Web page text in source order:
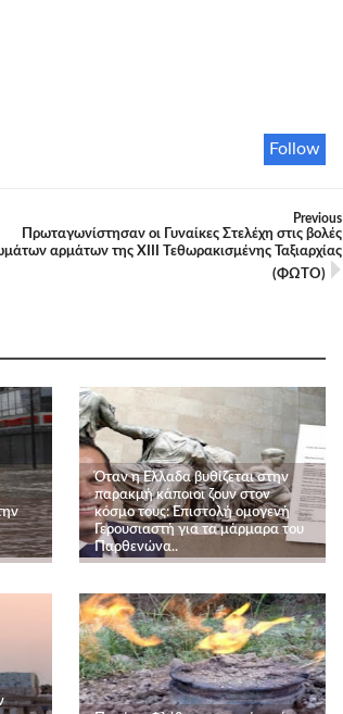
Follow
Previous
Πρωταγωνίστησαν οι Γυναίκες Στελέχη στις βολές
αρμάτων της ΧΙΙΙ Τεθωρακισμένης Ταξιαρχίας
(ΦΩΤΟ)
Όταν η Ελλαδα βυθίζεται στην
παρακμή κάποιοι ζουν στον
κόσμο τους: Επιστολή ομογενή
Γερουσιαστή για τα μάρμαρα του
Παρθενώνα..